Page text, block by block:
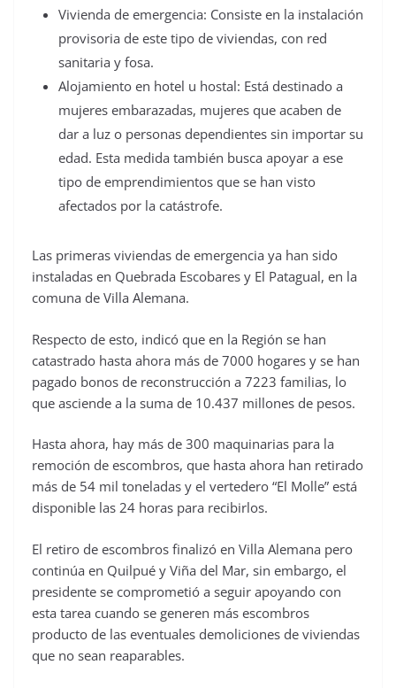
Vivienda de emergencia: Consiste en la instalación
provisoria de este tipo de viviendas, con red
sanitaria y fosa.
Alojamiento en hotel u hostal: Está destinado a
mujeres embarazadas, mujeres que acaben de
dar a luz o personas dependientes sin importar su
edad. Esta medida también busca apoyar a ese
tipo de emprendimientos que se han visto
afectados por la catástrofe.
Las primeras viviendas de emergencia ya han sido
instaladas en Quebrada Escobares y El Patagual, en la
comuna de Villa Alemana.
Respecto de esto, indicó que en la Región se han
catastrado hasta ahora más de 7000 hogares y se han
pagado bonos de reconstrucción a 7223 familias, lo
que asciende a la suma de 10.437 millones de pesos.
Hasta ahora, hay más de 300 maquinarias para la
remoción de escombros, que hasta ahora han retirado
más de 54 mil toneladas y el vertedero “El Molle” está
disponible las 24 horas para recibirlos.
El retiro de escombros finalizó en Villa Alemana pero
continúa en Quilpué y Viña del Mar, sin embargo, el
presidente se comprometió a seguir apoyando con
esta tarea cuando se generen más escombros
producto de las eventuales demoliciones de viviendas
que no sean reaparables.